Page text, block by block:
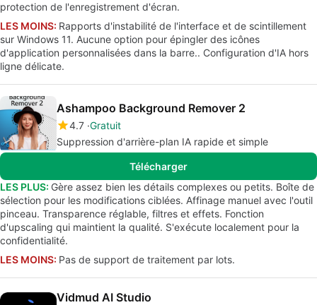
protection de l'enregistrement d'écran.
LES MOINS: Rapports d'instabilité de l'interface et de scintillement
sur Windows 11. Aucune option pour épingler des icônes
d'application personnalisées dans la barre.. Configuration d'IA hors
ligne délicate.
Ashampoo Background Remover 2
4.7 Gratuit
Suppression d'arrière-plan IA rapide et simple
Télécharger
LES PLUS: Gère assez bien les détails complexes ou petits. Boîte de
sélection pour les modifications ciblées. Affinage manuel avec l'outil
pinceau. Transparence réglable, filtres et effets. Fonction
d'upscaling qui maintient la qualité. S'exécute localement pour la
confidentialité.
LES MOINS: Pas de support de traitement par lots.
Vidmud AI Studio